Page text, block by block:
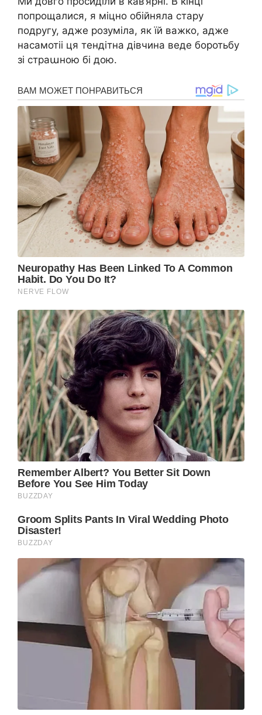
попрощалися, я міцно обійняла стару
подругу, адже розуміла, як їй важко, адже
насамотіі ця тендітна дівчина веде боротьбу
зі страաною бі дою.